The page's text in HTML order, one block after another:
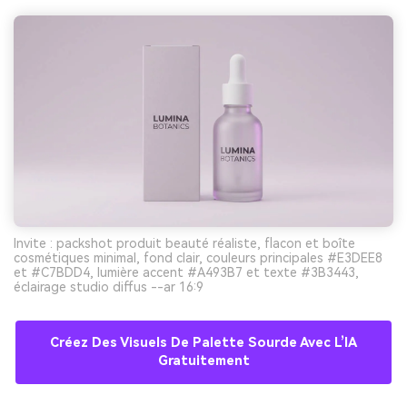
Invite : packshot produit beauté réaliste, flacon et boîte
cosmétiques minimal, fond clair, couleurs principales #E3DEE8
et #C7BDD4, lumière accent #A493B7 et texte #3B3443,
éclairage studio diffus --ar 16:9
Créez Des Visuels De Palette Sourde Avec L’IA
Gratuitement